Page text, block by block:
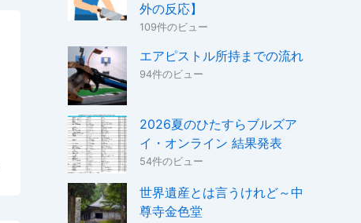
外の反応】
109件のビュー
エアピストル所持までの流れ
94件のビュー
2026夏のひたすらブルズア
イ・オンライン 結果発表
54件のビュー
世界遺産とは言うけれど～中
尊寺金色堂